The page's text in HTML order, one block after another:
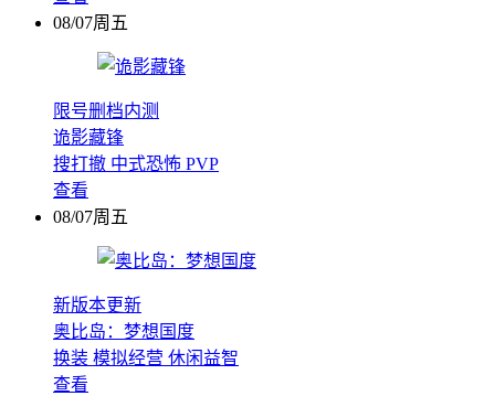
08/07周五
限号删档内测
诡影藏锋
搜打撤 中式恐怖 PVP
查看
08/07周五
新版本更新
奥比岛：梦想国度
换装 模拟经营 休闲益智
查看